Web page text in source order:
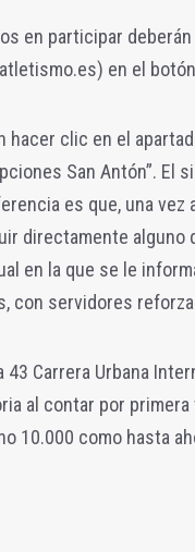
en participar
en el
hacer clic en el
San Antón”. El
es que, una
directamente alguno
en la que se le
con servidores
Carrera Urbana
al contar por
10.000 como hasta